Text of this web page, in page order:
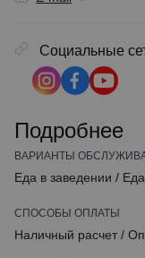
Социальные
Подробнее
ВАРИАНТЫ
Еда в заведении /
СПОСОБЫ ОПЛАТЫ
Наличный расчет /